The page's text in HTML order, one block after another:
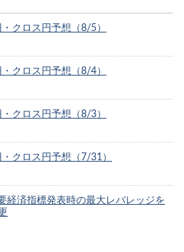
クロス円予想（8/5）
クロス円予想（8/4）
クロス円予想（8/3）
クロス円予想（7/31）
経済指標発表時の最大レバレッジを